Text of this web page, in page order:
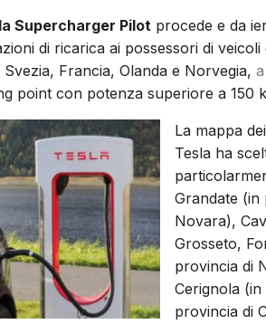
Supercharger Pilot procede e da
di ricarica ai possessori di
Francia, Olanda e Norvegia,
point con potenza superiore a 150
La mappa
Tesla ha
Grandate
Novara),
Grosseto,
provincia di
Cerignola
provincia di